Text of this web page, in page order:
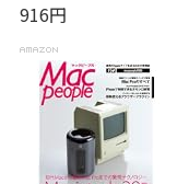
916円